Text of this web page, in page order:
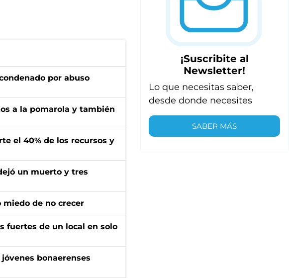
por abuso
a la pomarola y también
el 40% de los recursos y
un muerto y tres
de no crecer
fuertes de un local en solo
bonaerenses
¡Suscribite al
Newsletter!
Lo que necesitas saber,
desde donde necesites
SABER MÁS